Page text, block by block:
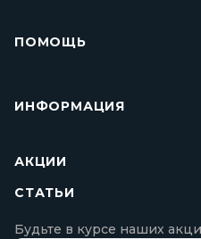
ПОМОЩЬ
ИНФОРМАЦИЯ
АКЦИИ
СТАТЬИ
Будьте в курсе наших